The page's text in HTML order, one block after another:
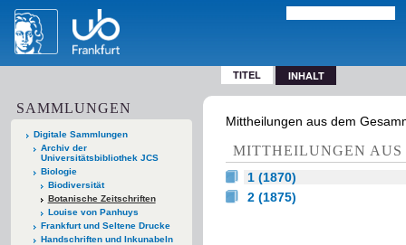
TITEL INHALT
SAMMLUNGEN
Digitale Sammlungen
Archiv der
Universitätsbibliothek JCS
Biologie
Biodiversität
Botanische Zeitschriften
Louise von Panhuys
Frankfurt und Seltene Drucke
Handschriften und Inkunabeln
Mittheilungen aus dem
MITTHEILUNGEN
1 (1870)
2 (1875)